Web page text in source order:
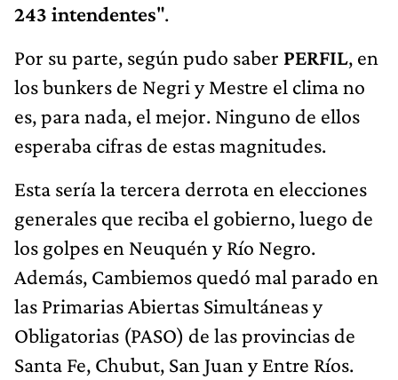
243 intendentes".
Por su parte, según pudo saber PERFIL, en
los bunkers de Negri y Mestre el clima no
es, para nada, el mejor. Ninguno de ellos
esperaba cifras de estas magnitudes.
Esta sería la tercera derrota en elecciones
generales que reciba el gobierno, luego de
los golpes en Neuquén y Río Negro.
Además, Cambiemos quedó mal parado en
las Primarias Abiertas Simultáneas y
Obligatorias (PASO) de las provincias de
Santa Fe, Chubut, San Juan y Entre Ríos.